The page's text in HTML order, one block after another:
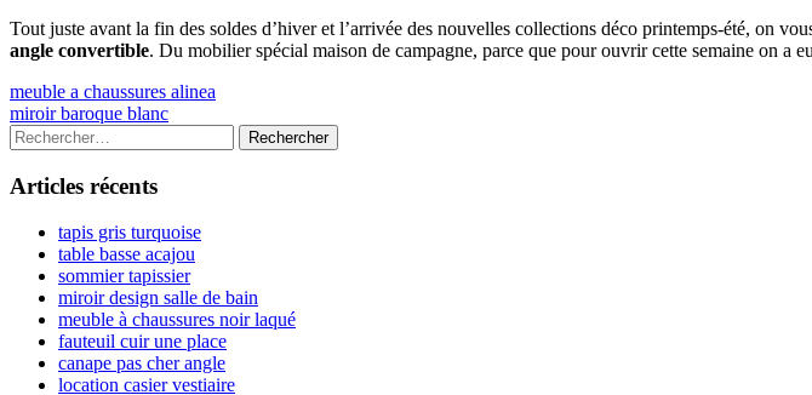
Tout juste avant la fin des soldes d’hiver et l’arrivée des nouvelles collections déco printemps-été, on
angle convertible. Du mobilier spécial maison de campagne, parce que pour ouvrir cette semaine on a
Navigation
de
l’article
Previous
article:
meuble a chaussures alinea
Next
article:
miroir baroque blanc
Colonne
latérale
principale
Rechercher :
Articles récents
tapis gris turquoise
table basse acajou
sommier tapissier
miroir design salle de bain
meuble à chaussures noir laqué
fauteuil cuir une place
canape pas cher angle
location casier vestiaire